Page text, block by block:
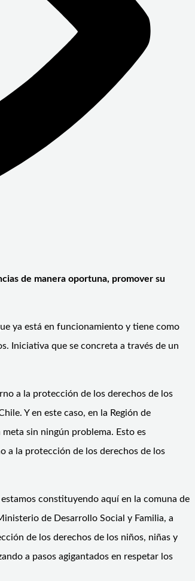
de manera oportuna, promover su
ya está en funcionamiento y tiene como
Iniciativa que se concreta a través de un
a la protección de los derechos de los
Y en este caso, en la Región de
sin ningún problema. Esto es
a la protección de los derechos de los
constituyendo aquí en la comuna de
de Desarrollo Social y Familia, a
de los derechos de los niños, niñas y
a pasos agigantados en respetar los